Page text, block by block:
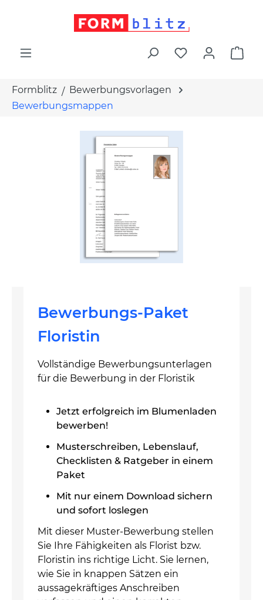
Formblitz
Bewerbungsvorlagen
Bewerbungsmappen
Bewerbungs-Paket
Floristin
Vollständige Bewerbungsunterlagen
für die Bewerbung in der Floristik
Jetzt erfolgreich im Blumenladen
bewerben!
Musterschreiben, Lebenslauf,
Checklisten & Ratgeber in einem
Paket
Mit nur einem Download sichern
und sofort loslegen
Mit dieser Muster-Bewerbung stellen
Sie Ihre Fähigkeiten als Florist bzw.
Floristin ins richtige Licht. Sie lernen,
wie Sie in knappen Sätzen ein
aussagekräftiges Anschreiben